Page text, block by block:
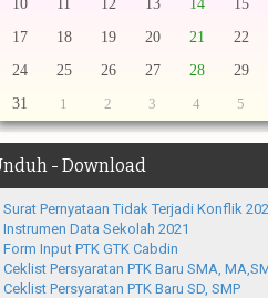
10
11 12 13 14 15
17
18 19 20 21 22
24
25 26 27 28 29
31
1 2 3 4 5
- Download
Surat Pernyataan Tidak Terjadi Konflik
Instrumen Data Sekolah 2021
Form Input PTK GTK Cabdin
Ceklist Persyaratan PTK Baru SMA,
Ceklist Persyaratan PTK Baru SD, SMP